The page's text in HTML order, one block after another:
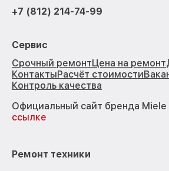
+7 (812) 214-74-99
Сервис
Срочный ремонтЦена на ремонт
КонтактыРасчёт стоимости
Контроль качества
Официальный сайт бренда Miele
ссылке
Ремонт техники